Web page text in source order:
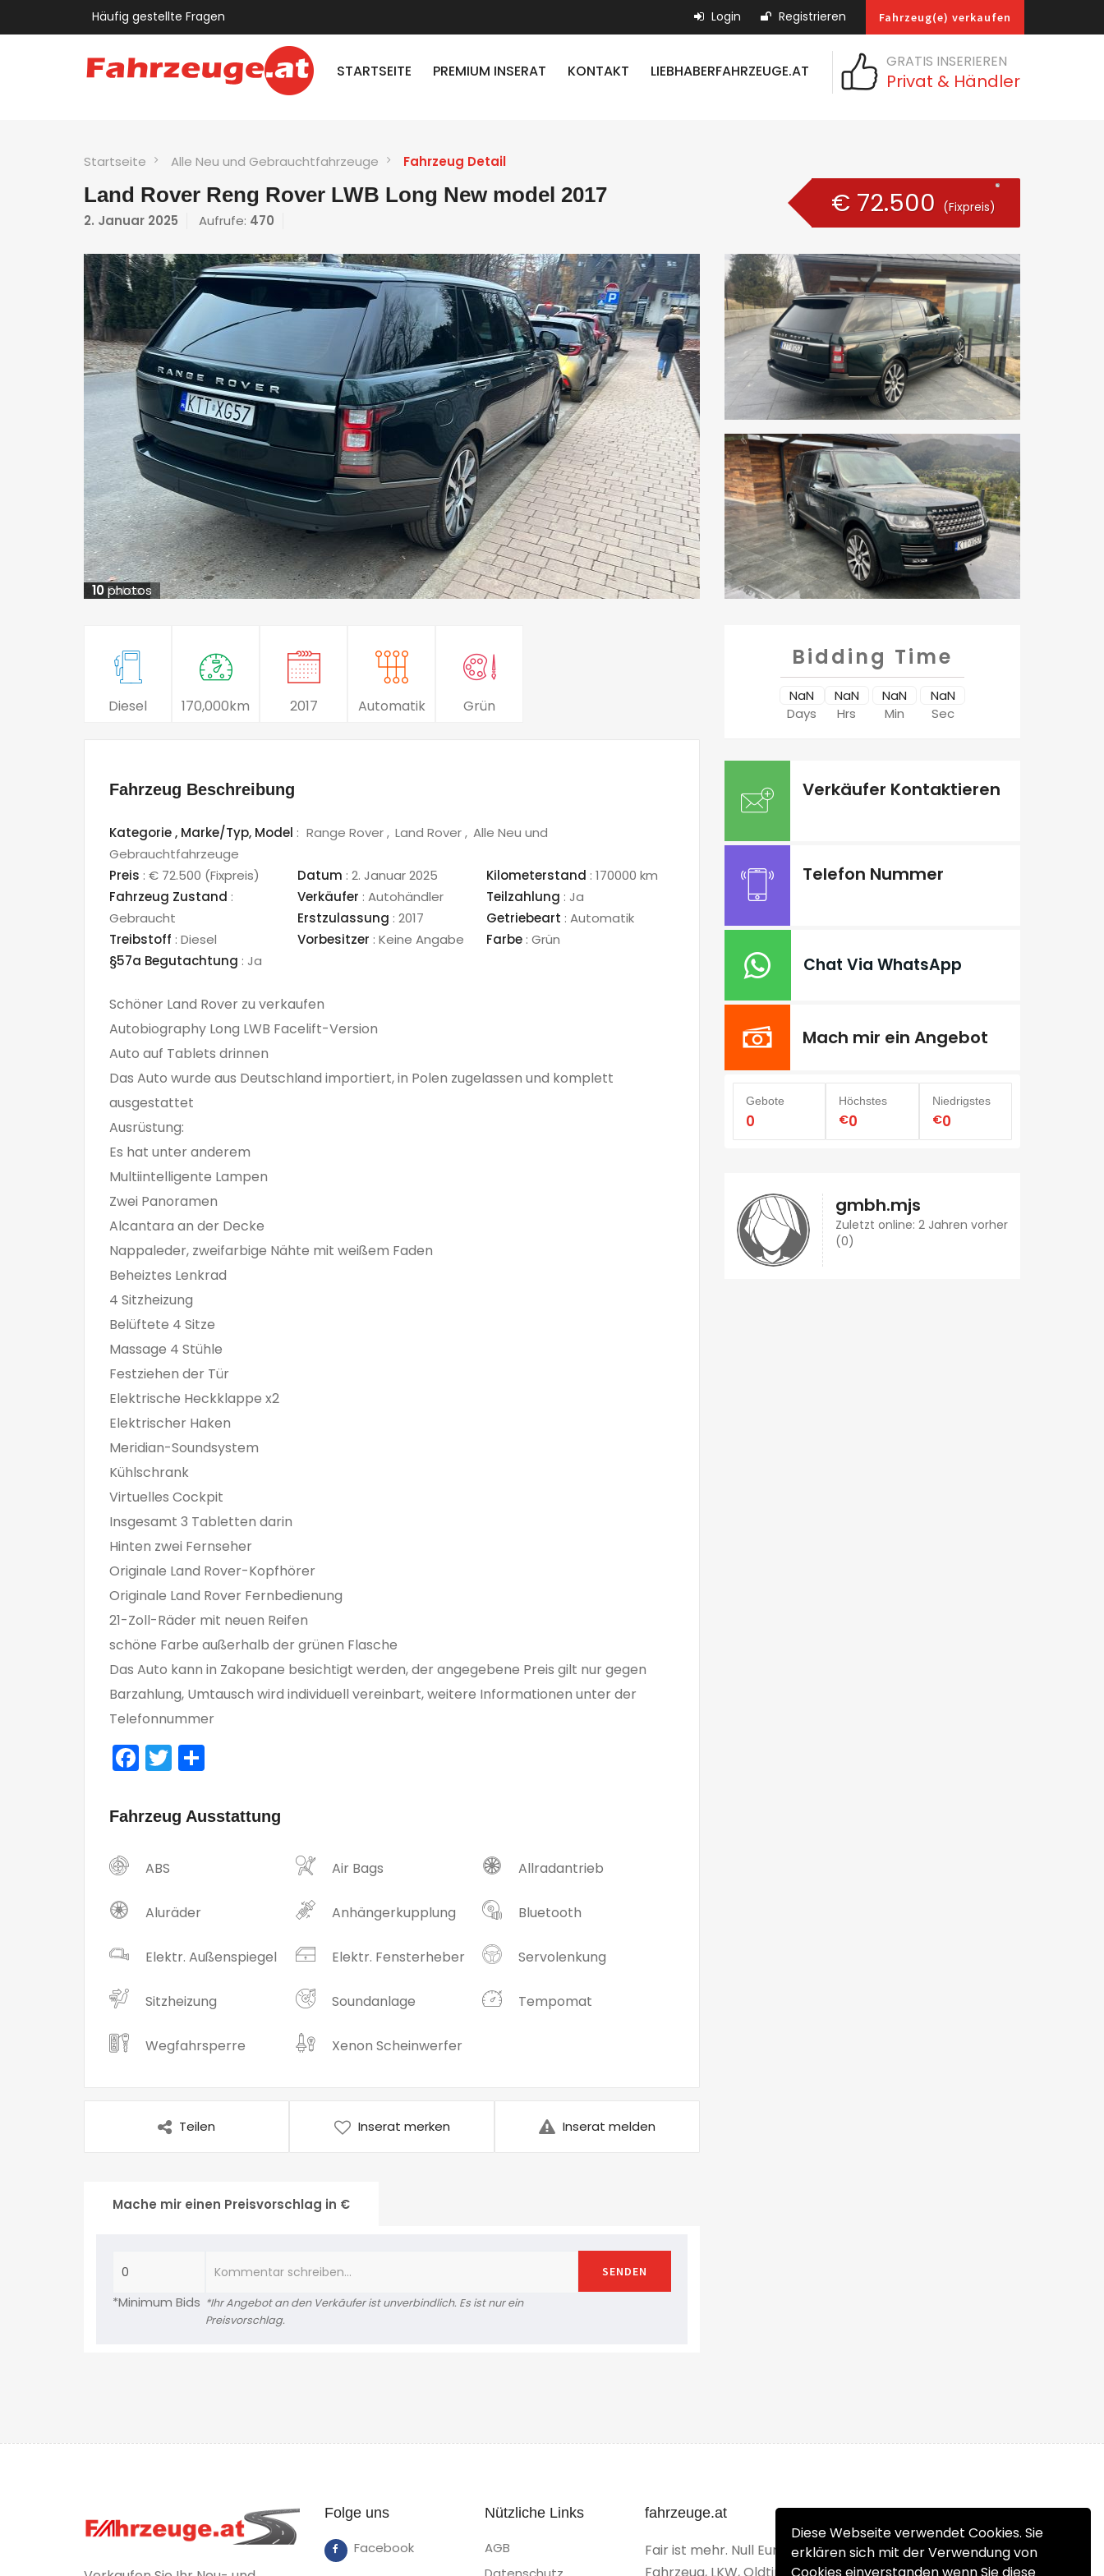
Diese Webseite verwendet Cookies. Sie
erklären sich mit der Verwendung von
Häufig gestellte Fragen Login Registrieren Fahrzeug(e) verkaufen
STARTSEITE PREMIUM INSERAT KONTAKT LIEBHABERFAHRZEUGE.AT
GRATIS INSERIEREN
Privat & Händler
Startseite Alle Neu und Gebrauchtfahrzeuge Fahrzeug Detail
Land Rover Reng Rover LWB Long New model 2017
2. Januar 2025 Aufrufe: 470
€ 72.500 (Fixpreis)
10Fotos
10photos
Diesel 170,000km 2017 Automatik Grün
Fahrzeug Beschreibung
Kategorie , Marke/Typ, Model : Range Rover Land Rover
Alle Neu und
Gebrauchtfahrzeuge
Preis : € 72.500 (Fixpreis) Datum : 2. Januar 2025 Kilometerstand : 170000 km
Fahrzeug Zustand :
Gebraucht
Verkäufer : Autohändler Teilzahlung : Ja
Erstzulassung : 2017 Getriebeart : Automatik
Treibstoff : Diesel Vorbesitzer : Keine Angabe Farbe: Grün
§57a Begutachtung : Ja
Schöner Land Rover zu verkaufen
Autobiography Long LWB Facelift-Version
Auto auf Tablets drinnen
Das Auto wurde aus Deutschland importiert, in Polen zugelassen und komplett
ausgestattet
Ausrüstung:
Es hat unter anderem
Multiintelligente Lampen
Zwei Panoramen
Alcantara an der Decke
Nappaleder, zweifarbige Nähte mit weißem Faden
Beheiztes Lenkrad
4 Sitzheizung
Belüftete 4 Sitze
Massage 4 Stühle
Festziehen der Tür
Elektrische Heckklappe x2
Elektrischer Haken
Meridian-Soundsystem
Kühlschrank
Virtuelles Cockpit
Insgesamt 3 Tabletten darin
Hinten zwei Fernseher
Originale Land Rover-Kopfhörer
Originale Land Rover Fernbedienung
21-Zoll-Räder mit neuen Reifen
schöne Farbe außerhalb der grünen Flasche
Das Auto kann in Zakopane besichtigt werden, der angegebene Preis gilt nur gegen
Barzahlung, Umtausch wird individuell vereinbart, weitere Informationen unter der
Telefonnummer
Facebook
Twitter
Fahrzeug Ausstattung
ABS Air Bags Allradantrieb
Aluräder Anhängerkupplung Bluetooth
Elektr. Außenspiegel Elektr. Fensterheber Servolenkung
Sitzheizung Soundanlage Tempomat
Wegfahrsperre Xenon Scheinwerfer
Teilen Inserat merken Inserat melden
Mache mir einen Preisvorschlag in €
*Minimum Bids *Ihr Angebot an den Verkäufer ist unverbindlich. Es ist nur ein
Preisvorschlag.
SENDEN
Bidding Time
NaN
Days
NaN
Hrs
NaN
Min
NaN
Sec
Verkäufer Kontaktieren
Telefon Nummer
Chat Via WhatsApp
Mach mir ein Angebot
Gebote
0
Höchstes
€0
Niedrigstes
€0
gmbh.mjs
Zuletzt online: 2 Jahren vorher
(0)
Folge uns
Facebook
Nützliche Links
AGB
fahrzeuge.at
Fair ist mehr. Null Euro Einstellgebühr. Verkaufen Sie Ihr